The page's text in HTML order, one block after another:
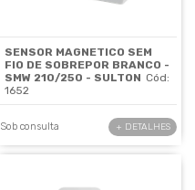
SENSOR MAGNETICO SEM
FIO DE SOBREPOR BRANCO -
SMW 210/250 - SULTON Cód:
1652
Sob consulta + DETALHES